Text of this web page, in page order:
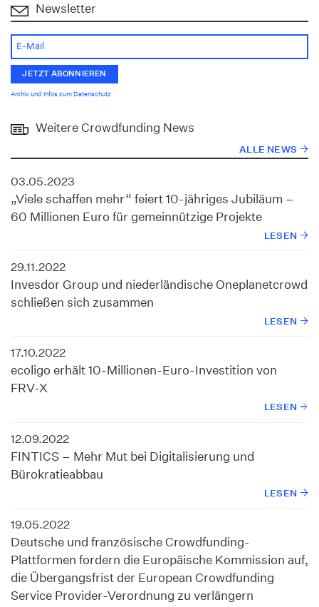
Newsletter
Archiv und Infos zum Datenschutz
Weitere Crowdfunding News
ALLE NEWS
03.05.2023
„Viele schaffen mehr“ feiert 10-jähriges Jubiläum –
60 Millionen Euro für gemeinnützige Projekte
LESEN
29.11.2022
Invesdor Group und niederländische Oneplanetcrowd
schließen sich zusammen
LESEN
17.10.2022
ecoligo erhält 10-Millionen-Euro-Investition von
FRV-X
LESEN
12.09.2022
FINTICS – Mehr Mut bei Digitalisierung und
Bürokratieabbau
LESEN
19.05.2022
Deutsche und französische Crowdfunding-
Plattformen fordern die Europäische Kommission auf,
die Übergangsfrist der European Crowdfunding
Service Provider-Verordnung zu verlängern